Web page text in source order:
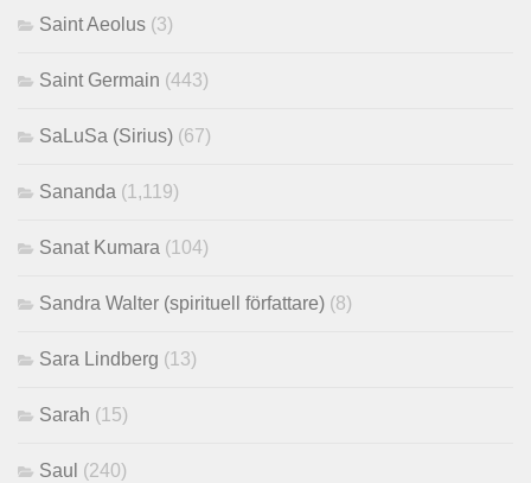
Saint Aeolus (3)
Saint Germain (443)
SaLuSa (Sirius) (67)
Sananda (1,119)
Sanat Kumara (104)
Sandra Walter (spirituell författare) (8)
Sara Lindberg (13)
Sarah (15)
Saul (240)